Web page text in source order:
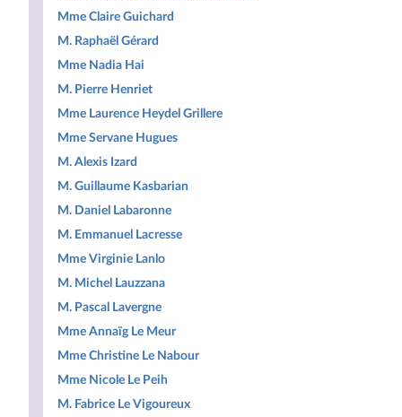
Mme Claire Guichard
M. Raphaël Gérard
Mme Nadia Hai
M. Pierre Henriet
Mme Laurence Heydel Grillere
Mme Servane Hugues
M. Alexis Izard
M. Guillaume Kasbarian
M. Daniel Labaronne
M. Emmanuel Lacresse
Mme Virginie Lanlo
M. Michel Lauzzana
M. Pascal Lavergne
Mme Annaïg Le Meur
Mme Christine Le Nabour
Mme Nicole Le Peih
M. Fabrice Le Vigoureux